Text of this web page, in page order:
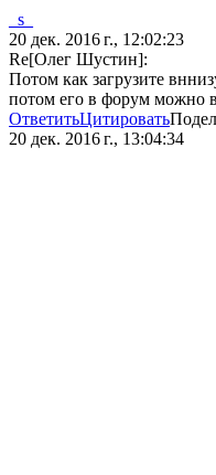
_s_
20 дек. 2016 г., 12:02:23
Re[Олег Шустин]:
Потом как загрузите
потом его в форум можно
ОтветитьЦитировать
20 дек. 2016 г., 13:04:34